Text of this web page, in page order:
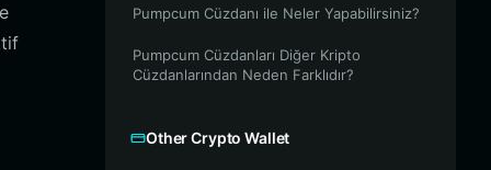
Pumpcum Cüzdanı ile Neler Yapabilirsiniz?
Pumpcum Cüzdanları Diğer Kripto
Cüzdanlarından Neden Farklıdır?
Other Crypto Wallet